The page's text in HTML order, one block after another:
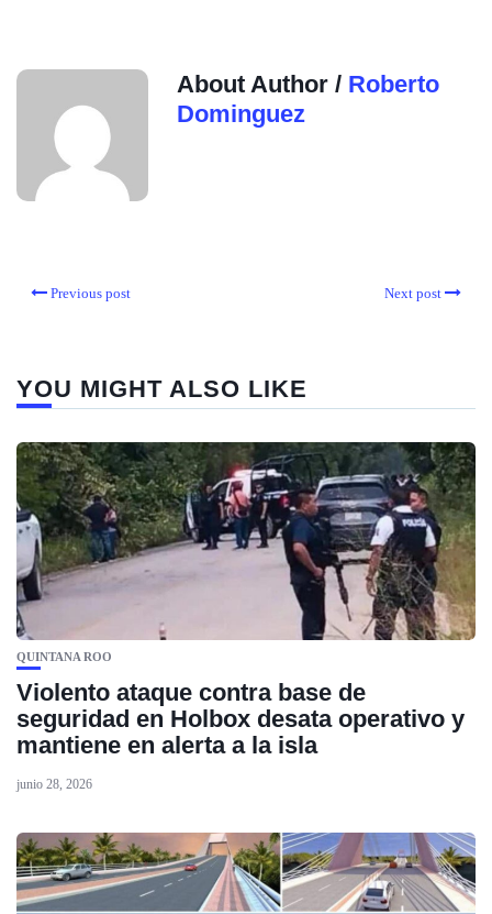
About Author / Roberto
Dominguez
Previous post Next post
YOU MIGHT ALSO LIKE
QUINTANA ROO
Violento ataque contra base de
seguridad en Holbox desata operativo y
mantiene en alerta a la isla
junio 28, 2026